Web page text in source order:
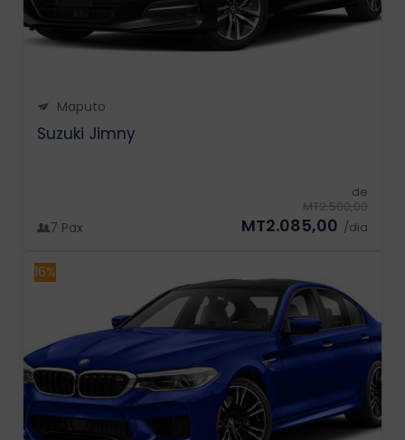
Maputo
Suzuki Jimny
7 Pax
de
MT2.500,00
MT2.085,00 /dia
16%